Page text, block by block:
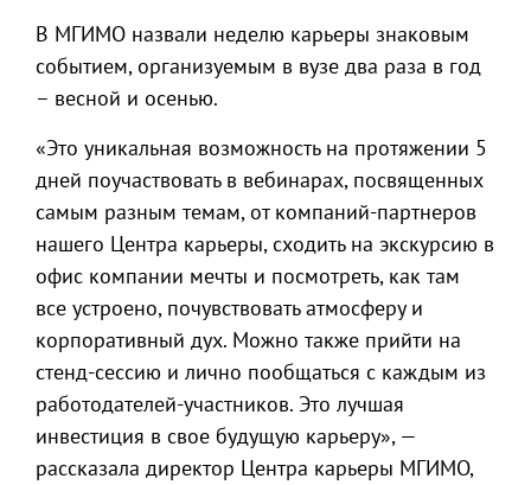
В МГИМО назвали неделю карьеры знаковым
событием, организуемым в вузе два раза в год
– весной и осенью.
«Это уникальная возможность на протяжении 5
дней поучаствовать в вебинарах, посвященных
самым разным темам, от компаний-партнеров
нашего Центра карьеры, сходить на экскурсию в
офис компании мечты и посмотреть, как там
все устроено, почувствовать атмосферу и
корпоративный дух. Можно также прийти на
стенд-сессию и лично пообщаться с каждым из
работодателей-участников. Это лучшая
инвестиция в свое будущую карьеру», —
рассказала директор Центра карьеры МГИМО,